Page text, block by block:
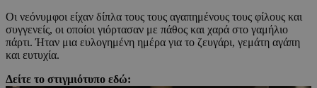
Οι νεόνυμφοι είχαν δίπλα τους τους αγαπημένους τους φίλους και
συγγενείς, οι οποίοι γιόρτασαν με πάθος και χαρά στο γαμήλιο
πάρτι. Ήταν μια ευλογημένη ημέρα για το ζευγάρι, γεμάτη αγάπη
και ευτυχία.
Δείτε το στιγμιότυπο εδώ: